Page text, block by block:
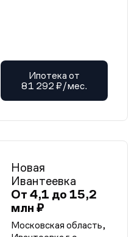
Ипотека от
81 292 ₽/мес.
Новая
Ивантеевка
От 4,1 до 15,2
млн ₽
Московская область,